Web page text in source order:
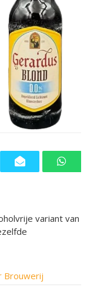
variant van
Brouwerij